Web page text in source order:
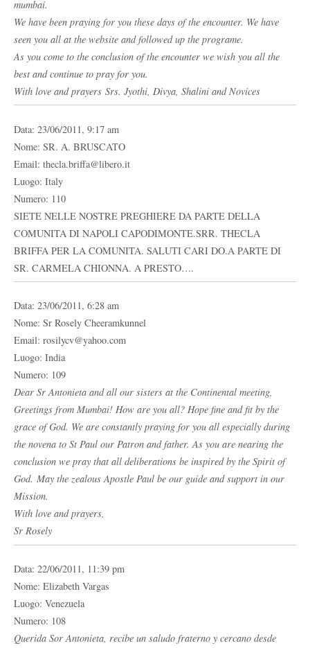
mumbai.
We have been praying for you these days of the encounter. We have
seen you all at the website and followed up the programe.
As you come to the conclusion of the encounter we wish you all the
best and continue to pray for you.
With love and prayers Srs. Jyothi, Divya, Shalini and Novices
Data: 23/06/2011, 9:17 am
Nome: SR. A. BRUSCATO
Email: thecla.briffa@libero.it
Luogo: Italy
Numero: 110
SIETE NELLE NOSTRE PREGHIERE DA PARTE DELLA
COMUNITA DI NAPOLI CAPODIMONTE.SRR. THECLA
BRIFFA PER LA COMUNITA. SALUTI CARI DO.A PARTE DI
SR. CARMELA CHIONNA. A PRESTO….
Data: 23/06/2011, 6:28 am
Nome: Sr Rosely Cheeramkunnel
Email: rosilycv@yahoo.com
Luogo: India
Numero: 109
Dear Sr Antonieta and all our sisters at the Continental meeting,
Greetings from Mumbai! How are you all? Hope fine and fit by the
grace of God. We are constantly praying for you all especially during
the novena to St Paul our Patron and father. As you are nearing the
conclusion we pray that all deliberations be inspired by the Spirit of
God. May the zealous Apostle Paul be our guide and support in our
Mission.
With love and prayers,
Sr Rosely
Data: 22/06/2011, 11:39 pm
Nome: Elizabeth Vargas
Luogo: Venezuela
Numero: 108
Querida Sor Antonieta, recibe un saludo fraterno y cercano desde